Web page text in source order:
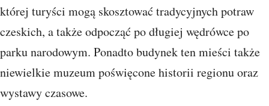
której turyści mogą skosztować tradycyjnych potraw
czeskich, a także odpocząć po długiej wędrówce po
parku narodowym. Ponadto budynek ten mieści także
niewielkie muzeum poświęcone historii regionu oraz
wystawy czasowe.